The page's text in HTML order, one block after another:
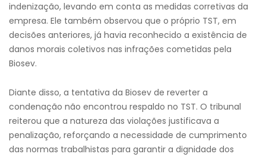
indenização, levando em conta as medidas corretivas da
empresa. Ele também observou que o próprio TST, em
decisões anteriores, já havia reconhecido a existência de
danos morais coletivos nas infrações cometidas pela
Biosev.
Diante disso, a tentativa da Biosev de reverter a
condenação não encontrou respaldo no TST. O tribunal
reiterou que a natureza das violações justificava a
penalização, reforçando a necessidade de cumprimento
das normas trabalhistas para garantir a dignidade dos